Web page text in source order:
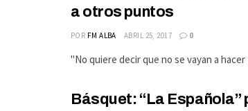
a otros puntos
POR FM ALBA ABRIL 25, 2017 0
"No quiere decir que no se vayan a
Básquet: “La